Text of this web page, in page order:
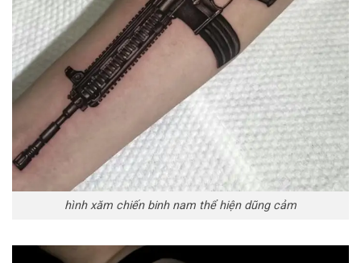
hình xăm chiến binh nam thể hiện dũng cảm